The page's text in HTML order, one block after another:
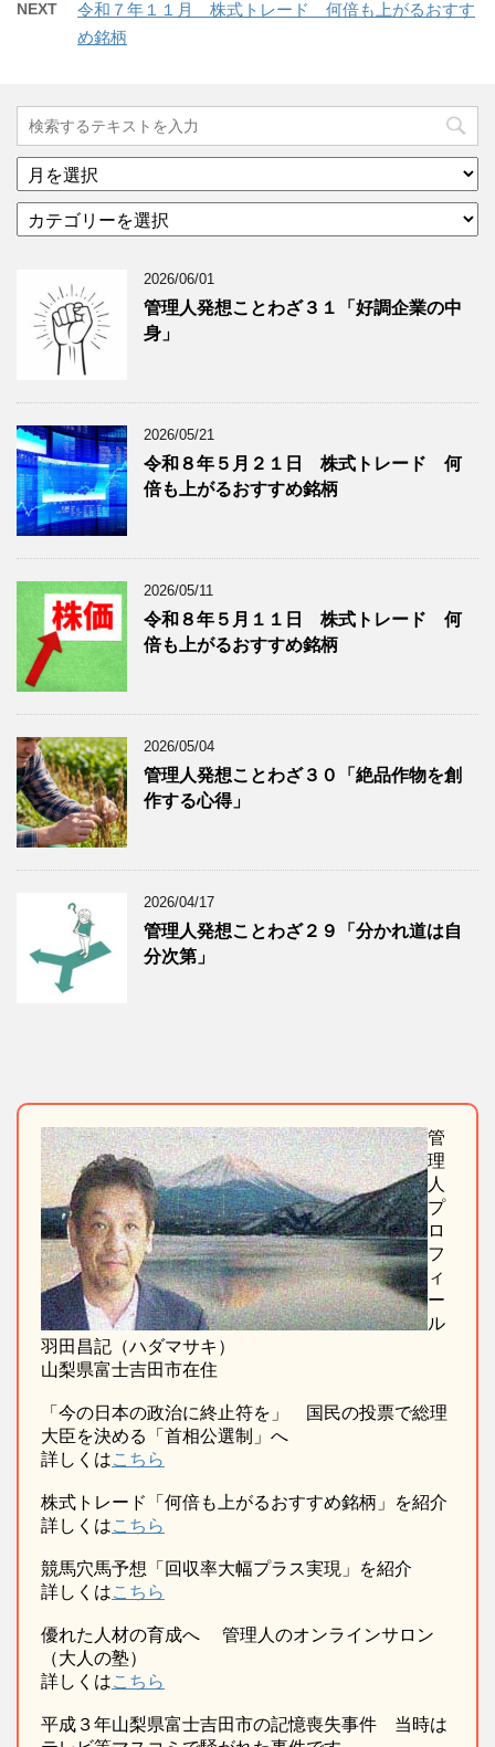
NEXT
令和７年１１月 株式トレード 何倍も上がるおすす
め銘柄
ア
ー
イ
グ
記
事
を
表
示
テ
ー
グ
記
事
を
表
示
2026/06/01
管理人発想ことわざ３１「好調企業の中
身」
2026/05/21
令和８年５月２１日 株式トレード 何
倍も上がるおすすめ銘柄
2026/05/11
令和８年５月１１日 株式トレード 何
倍も上がるおすすめ銘柄
2026/05/04
管理人発想ことわざ３０「絶品作物を創
作する心得」
2026/04/17
管理人発想ことわざ２９「分かれ道は自
分次第」
管
理
人
プ
ロ
フ
ィ
ー
ル
羽田昌記（ハダマサキ）
山梨県富士吉田市在住
「今の日本の政治に終止符を」 国民の投票で総理
大臣を決める「首相公選制」へ
詳しくはこちら
株式トレード「何倍も上がるおすすめ銘柄」を紹介
詳しくはこちら
競馬穴馬予想「回収率大幅プラス実現」を紹介
詳しくはこちら
優れた人材の育成へ 管理人のオンラインサロン
（大人の塾）
詳しくはこちら
平成３年山梨県富士吉田市の記憶喪失事件 当時は